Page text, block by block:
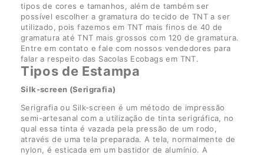
tipos de cores e tamanhos, além de também ser
possível escolher a gramatura do tecido de TNT a ser
utilizado, pois fazemos em TNT mais finos de 40 de
gramatura até TNT mais grossos com 120 de gramatura.
Entre em contato e fale com nossos vendedores para
falar a respeito das Sacolas Ecobags em TNT.
Tipos de Estampa
Silk-screen (Serigrafia)
Serigrafia ou Silk-screen é um método de impressão
semi-artesanal com a utilização de tinta serigráfica, no
qual essa tinta é vazada pela pressão de um rodo,
através de uma tela preparada. A tela, normalmente de
nylon, é esticada em um bastidor de alumínio. A